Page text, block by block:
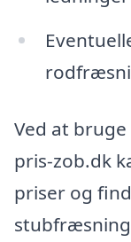
Ved at
pris-zob.dk
priser og
stubfræsning